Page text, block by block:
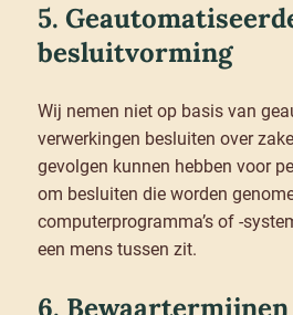
5.
besluitvorming
Wij nemen niet op basis van
verwerkingen besluiten over
gevolgen kunnen hebben voor
om besluiten die worden
computerprogramma’s of -
een mens tussen zit.
6. Bewaartermijnen